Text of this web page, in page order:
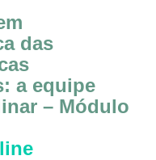
das
a equipe
– Módulo